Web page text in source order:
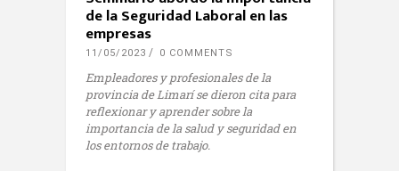
de la Seguridad Laboral en las
empresas
11/05/2023 0 COMMENTS
Empleadores y profesionales de la
provincia de Limarí se dieron cita para
reflexionar y aprender sobre la
importancia de la salud y seguridad en
los entornos de trabajo.